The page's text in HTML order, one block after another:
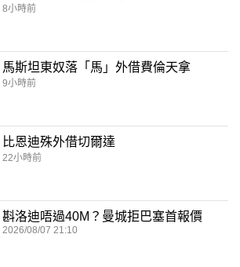
8小時前
馬斯坦東奴落「馬」外借費倫天拿
9小時前
比恩迪殊外借切爾達
22小時前
斟洛迪唔過40M？曼城拒巴塞首報價
2026/08/07 21:10